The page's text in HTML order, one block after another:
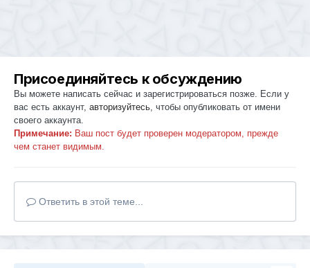
Присоединяйтесь к обсуждению
Вы можете написать сейчас и зарегистрироваться позже. Если у
вас есть аккаунт, авторизуйтесь, чтобы опубликовать от имени
своего аккаунта.
Примечание: Ваш пост будет проверен модератором, прежде
чем станет видимым.
Ответить в этой теме...